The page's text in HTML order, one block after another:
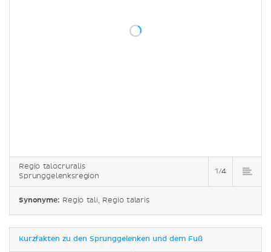
Regio talocruralis
Sprunggelenksregion
1/4
Synonyme: Regio tali, Regio talaris
Kurzfakten zu den Sprunggelenken und dem Fuß